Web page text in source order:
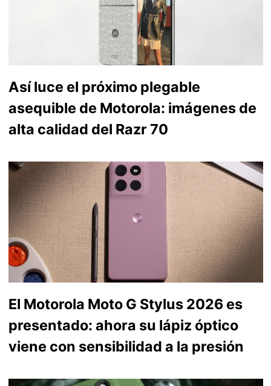
Así luce el próximo plegable
asequible de Motorola: imágenes de
alta calidad del Razr 70
El Motorola Moto G Stylus 2026 es
presentado: ahora su lápiz óptico
viene con sensibilidad a la presión